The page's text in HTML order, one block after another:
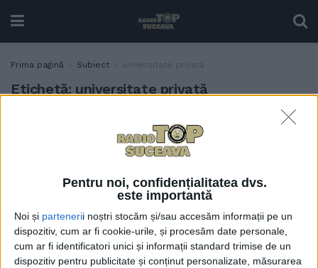
Pentru noi, confidențialitatea dvs.
este importantă
Noi și partenerii noștri stocăm și/sau accesăm informații pe un
dispozitiv, cum ar fi cookie-urile, și procesăm date personale,
cum ar fi identificatori unici și informații standard trimise de un
dispozitiv pentru publicitate și conținut personalizate, măsurarea
Prima pagină Subiect universitate privată
Etichetă: universitate privată
Dimian: Se spun lucruri
neadevărate despre
învățămîntul superior